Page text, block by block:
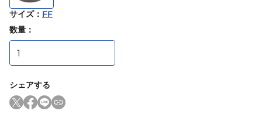
サイズ： FF
数量：
シェアする